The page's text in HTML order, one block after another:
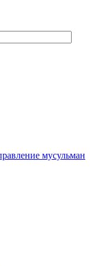
мусульман